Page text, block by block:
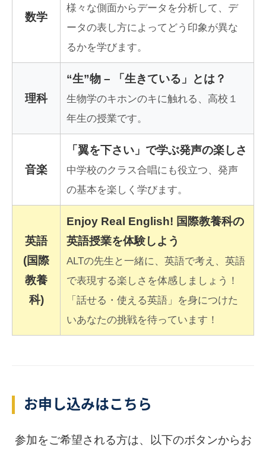
数学
様々な側面からデータを分析して、デ
ータの表し方によってどう印象が異な
るかを学びます。
理科
“生”物 – 「生きている」とは？
生物学のキホンのキに触れる、高校１
年生の授業です。
音楽
「翼を下さい」で学ぶ発声の楽しさ
中学校のクラス合唱にも役立つ、発声
の基本を楽しく学びます。
英語
(国際
教養
科)
Enjoy Real English! 国際教養科の
英語授業を体験しよう
ALTの先生と一緒に、英語で考え、英語
で表現する楽しさを体感しましょう！
「話せる・使える英語」を身につけた
いあなたの挑戦を待っています！
お申し込みはこちら
参加をご希望される方は、以下のボタンからお